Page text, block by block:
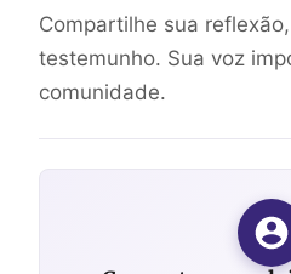
Compartilhe sua
testemunho. Sua voz
comunidade.